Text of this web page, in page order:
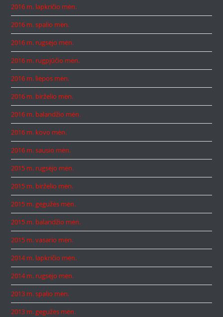
2016 m. lapkričio mėn.
2016 m. spalio mėn.
2016 m. rugsėjo mėn.
2016 m. rugpjūčio mėn.
2016 m. liepos mėn.
2016 m. birželio mėn.
2016 m. balandžio mėn.
2016 m. kovo mėn.
2016 m. sausio mėn.
2015 m. rugsėjo mėn.
2015 m. birželio mėn.
2015 m. gegužės mėn.
2015 m. balandžio mėn.
2015 m. vasario mėn.
2014 m. lapkričio mėn.
2014 m. rugsėjo mėn.
2013 m. spalio mėn.
2013 m. gegužės mėn.